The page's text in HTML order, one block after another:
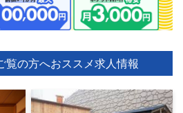
覧の方へおススメ求人情報